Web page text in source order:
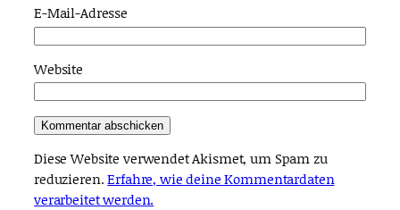
E-Mail-Adresse
Website
Diese Website verwendet Akismet, um Spam zu
reduzieren.Erfahre, wie deine Kommentardaten
verarbeitet werden.